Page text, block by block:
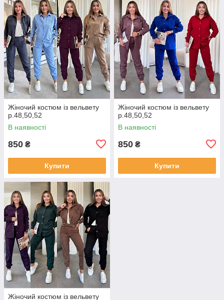
Жіночий костюм із вельвету
р.48,50,52
В наявності
850 ₴
Купити
Жіночий костюм із вельвету
р.48,50,52
В наявності
850 ₴
Купити
Жіночий костюм із вельвету